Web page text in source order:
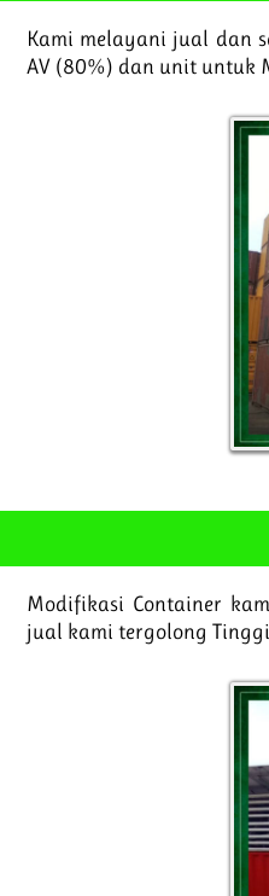
Kami melayani jual dan
AV (80%) dan unit untuk
Modifikasi Container
jual kami tergolong